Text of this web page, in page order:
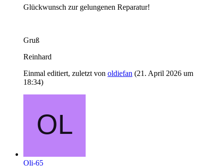
Glückwunsch zur gelungenen Reparatur!
Gruß
Reinhard
Einmal editiert, zuletzt von oldiefan (21. April 2026 um
18:34)
Oli-65